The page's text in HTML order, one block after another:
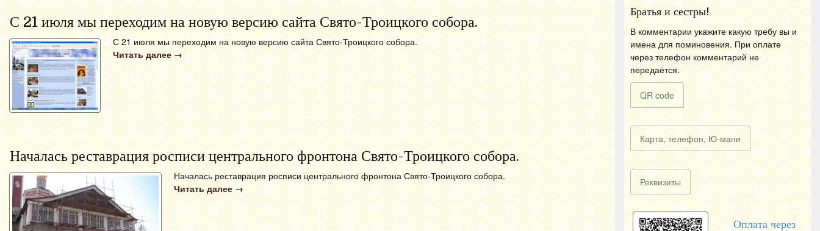
С 21 июля мы переходим на новую версию сайта Свято-Троицкого собора.
С 21 июля мы переходим на новую версию сайта Свято-Троицкого собора.
Читать далее →
Началась реставрация росписи центрального фронтона Свято-Троицкого собора.
Началась реставрация росписи центрального фронтона Свято-Троицкого собора.
Читать далее →
Братья и сестры!
В комментарии укажите какую требу вы и
имена для поминовения. При оплате
через телефон комментарий не
передаётся.
QR code
Карта, телефон, Ю-мани
Реквизиты
Оплата через